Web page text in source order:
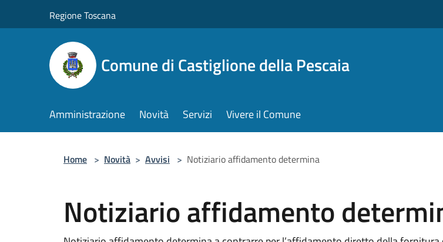
Regione Toscana
Comune di Castiglione della Pescaia
Amministrazione Novità Servizi Vivere il Comune
Home > Novità > Avvisi > Notiziario affidamento determina
Notiziario affidamento